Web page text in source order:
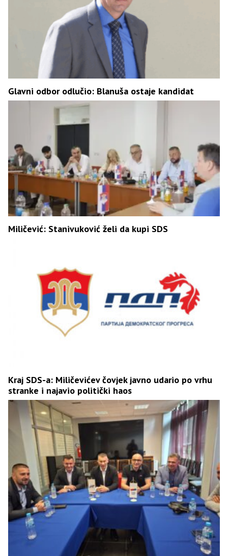
Glavni odbor odlučio: Blanuša ostaje kandidat
Miličević: Stanivuković želi da kupi SDS
Kraj SDS-a: Miličevićev čovjek javno udario po vrhu
stranke i najavio politički haos